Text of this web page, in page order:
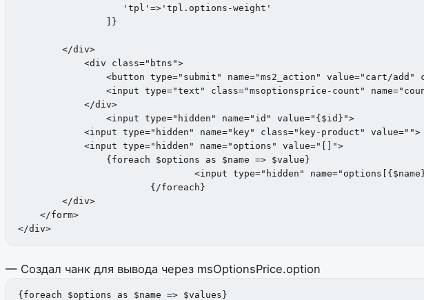
                   'tpl'=>'tpl.options-weight'
                ]}
        </div>
            <div class="btns">
<button type="submit" name="ms2_action" value="cart/
<input type="text" class="msoptionsprice-count"
            </div>
            <input type="hidden" name="key" class="key-product" value="">
            <input type="hidden" name="options" value="[]">
        </div>
    </form>
</div>
— Создал чанк для вывода через msOptionsPrice.option
{foreach $options as $name => $values}